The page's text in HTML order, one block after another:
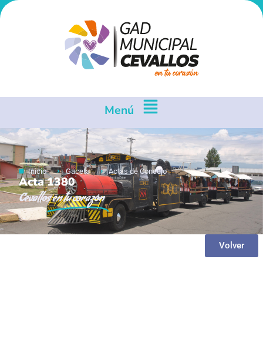
Menú
Inicio Gaceta Actas de Concejo
Acta 1380
Cevallosen tu corazón
Volver